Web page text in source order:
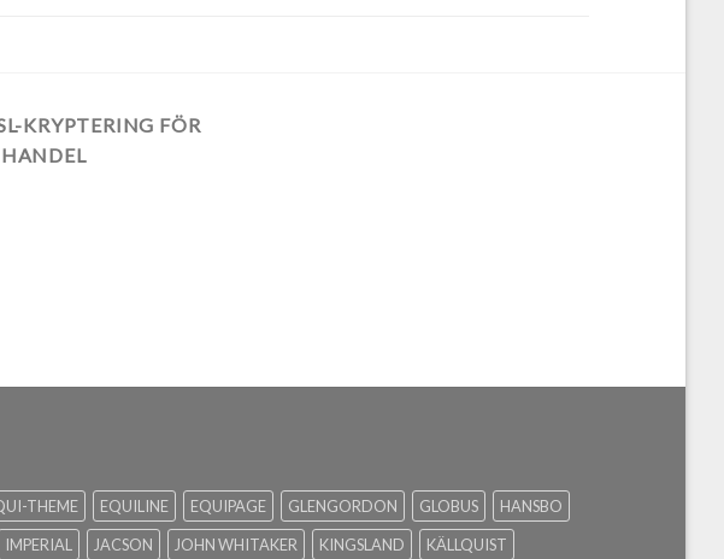
KRYPTERING FÖR
HANDEL
THEME EQUILINE EQUIPAGE GLENGORDON GLOBUS
HANSBO
IMPERIAL JACSON JOHN WHITAKER KINGSLAND KÄLLQUIST